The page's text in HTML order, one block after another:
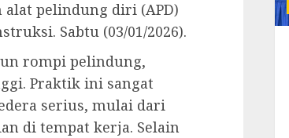
pelindung diri (APD)
Sabtu (03/01/2026).
rompi pelindung,
Praktik ini sangat
serius, mulai dari
di tempat kerja. Selain